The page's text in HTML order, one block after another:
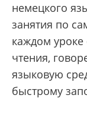
немецкого
занятия по
каждом
чтения,
языковую
быстрому